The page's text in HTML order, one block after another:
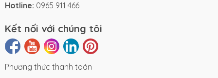
Hotline: 0965 911 466
Kết nối với chúng tôi
Phương thức thanh toán